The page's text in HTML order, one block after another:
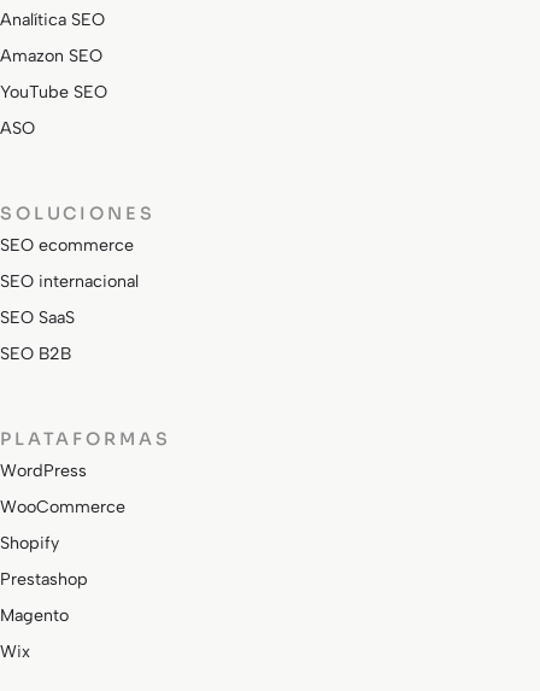
Analítica SEO
Amazon SEO
YouTube SEO
ASO
SOLUCIONES
SEO ecommerce
SEO internacional
SEO SaaS
SEO B2B
PLATAFORMAS
WordPress
WooCommerce
Shopify
Prestashop
Magento
Wix